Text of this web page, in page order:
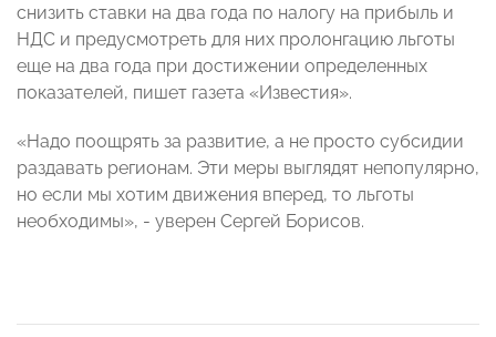
снизить ставки на два года по налогу на прибыль и
НДС и предусмотреть для них пролонгацию льготы
еще на два года при достижении определенных
показателей, пишет газета «Известия».
«Надо поощрять за развитие, а не просто субсидии
раздавать регионам. Эти меры выглядят непопулярно,
но если мы хотим движения вперед, то льготы
необходимы», - уверен Сергей Борисов.